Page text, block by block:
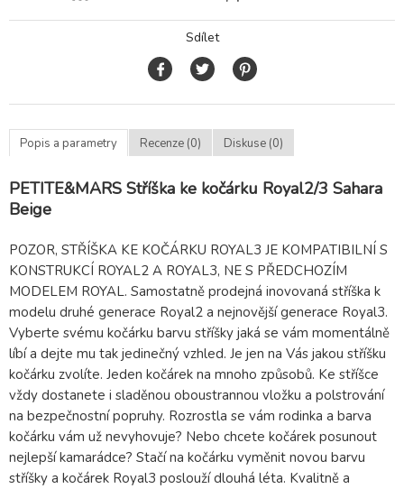
Sdílet
Popis a parametry Recenze (0) Diskuse (0)
PETITE&MARS Stříška ke kočárku Royal2/3 Sahara
Beige
POZOR, STŘÍŠKA KE KOČÁRKU ROYAL3 JE KOMPATIBILNÍ S
KONSTRUKCÍ ROYAL2 A ROYAL3, NE S PŘEDCHOZÍM
MODELEM ROYAL. Samostatně prodejná inovovaná stříška k
modelu druhé generace Royal2 a nejnovější generace Royal3.
Vyberte svému kočárku barvu stříšky jaká se vám momentálně
líbí a dejte mu tak jedinečný vzhled. Je jen na Vás jakou stříšku
kočárku zvolíte. Jeden kočárek na mnoho způsobů. Ke stříšce
vždy dostanete i sladěnou oboustrannou vložku a polstrování
na bezpečnostní popruhy. Rozrostla se vám rodinka a barva
kočárku vám už nevyhovuje? Nebo chcete kočárek posunout
nejlepší kamarádce? Stačí na kočárku vyměnit novou barvu
stříšky a kočárek Royal3 poslouží dlouhá léta. Kvalitně a